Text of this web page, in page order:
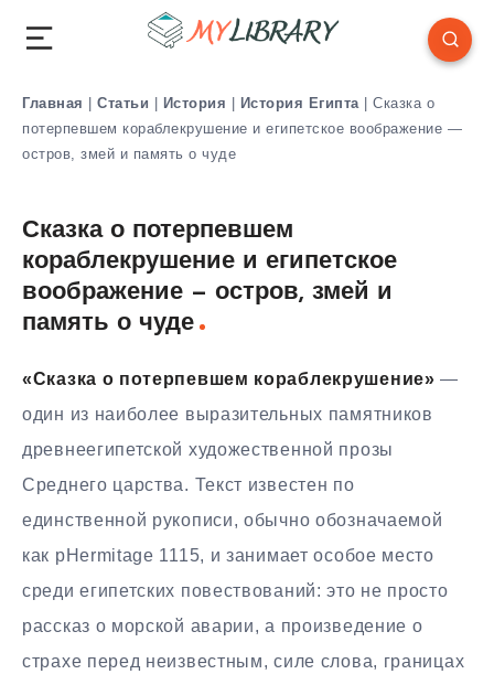
Главная | Статьи | История | История Египта | Сказка о
потерпевшем кораблекрушение и египетское воображение —
остров, змей и память о чуде
Сказка о потерпевшем
кораблекрушение и египетское
воображение — остров, змей и
память о чуде
«Сказка о потерпевшем кораблекрушение» —
один из наиболее выразительных памятников
древнеегипетской художественной прозы
Среднего царства. Текст известен по
единственной рукописи, обычно обозначаемой
как pHermitage 1115, и занимает особое место
среди египетских повествований: это не просто
рассказ о морской аварии, а произведение о
страхе перед неизвестным, силе слова, границах